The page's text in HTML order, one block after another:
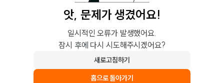
앗, 문제가 생겼어요!
일시적인 오류가 발생했어요.
잠시 후에 다시 시도해주시겠어요?
새로고침하기
홈으로 돌아가기